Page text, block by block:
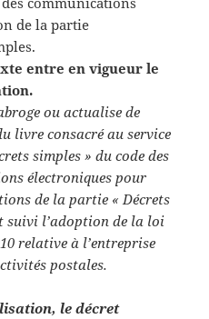
de la partie
entre en vigueur le
ou actualise de
livre consacré au service
simples » du code des
électroniques pour
de la partie « Décrets
suivi l’adoption de la loi
relative à l’entreprise
postales.
le décret